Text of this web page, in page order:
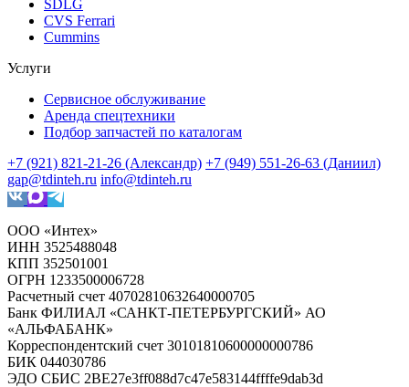
SDLG
CVS Ferrari
Cummins
Услуги
Сервисное обслуживание
Аренда спецтехники
Подбор запчастей по каталогам
+7 (921) 821-21-26 (Александр) +7 (949) 551-26-63 (Даниил)
gap@tdinteh.ru info@tdinteh.ru
ООО «Интех»
ИНН 3525488048
КПП 352501001
ОГРН 1233500006728
Расчетный счет 40702810632640000705
Банк ФИЛИАЛ «САНКТ-ПЕТЕРБУРГСКИЙ» АО
«АЛЬФАБАНК»
Корреспондентский счет 30101810600000000786
БИК 044030786
ЭДО СБИС 2BE27e3ff088d7c47e583144ffffe9dab3d